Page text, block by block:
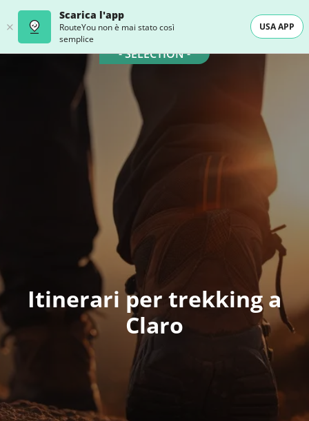
Scarica l'app
RouteYou non è mai stato così
semplice
USA APP
- SELECTION -
Itinerari per trekking a
Claro